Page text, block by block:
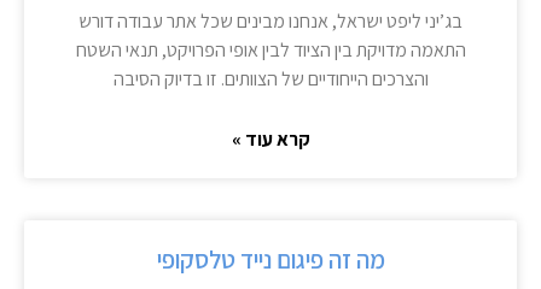
בג’יני ליפט ישראל, אנחנו מבינים שכל אתר עבודה דורש
התאמה מדויקת בין הציוד לבין אופי הפרויקט, תנאי השטח
והצרכים הייחודיים של הצוותים. זו בדיוק הסיבה
קרא עוד »
מה זה פיגום נייד טלסקופי